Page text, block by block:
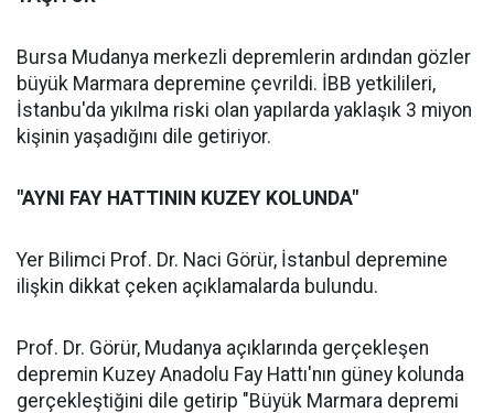
Bursa Mudanya merkezli depremlerin ardından gözler
büyük Marmara depremine çevrildi. İBB yetkilileri,
İstanbu'da yıkılma riski olan yapılarda yaklaşık 3 miyon
kişinin yaşadığını dile getiriyor.
"AYNI FAY HATTININ KUZEY KOLUNDA"
Yer Bilimci Prof. Dr. Naci Görür, İstanbul depremine
ilişkin dikkat çeken açıklamalarda bulundu.
Prof. Dr. Görür, Mudanya açıklarında gerçekleşen
depremin Kuzey Anadolu Fay Hattı'nın güney kolunda
gerçekleştiğini dile getirip "Büyük Marmara depremi